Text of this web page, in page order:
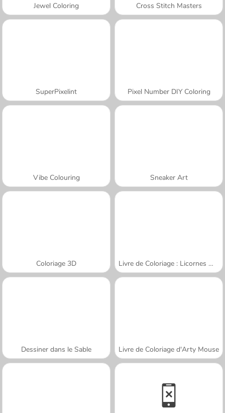
Jewel Coloring Cross Stitch Masters
SuperPixelint Pixel Number DIY Coloring
Vibe Colouring Sneaker Art
Coloriage 3D Livre de Coloriage : Licornes Mignonnes
Dessiner dans le Sable Livre de Coloriage d'Arty Mouse